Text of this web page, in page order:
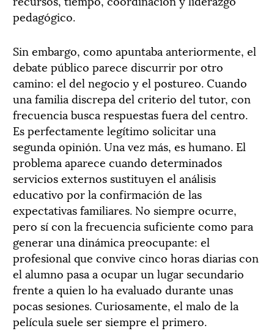
pedagógico.
Sin embargo, como apuntaba anteriormente, el
debate público parece discurrir por otro
camino: el del negocio y el postureo. Cuando
una familia discrepa del criterio del tutor, con
frecuencia busca respuestas fuera del centro.
Es perfectamente legítimo solicitar una
segunda opinión. Una vez más, es humano. El
problema aparece cuando determinados
servicios externos sustituyen el análisis
educativo por la confirmación de las
expectativas familiares. No siempre ocurre,
pero sí con la frecuencia suficiente como para
generar una dinámica preocupante: el
profesional que convive cinco horas diarias con
el alumno pasa a ocupar un lugar secundario
frente a quien lo ha evaluado durante unas
pocas sesiones. Curiosamente, el malo de la
película suele ser siempre el primero.